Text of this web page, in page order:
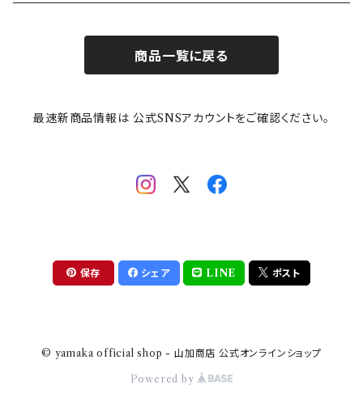
mofusand（モフサンド）
mofsand×日比谷花壇
ちびまる子ちゃんandクレヨンしんちゃん
HANAE MORI(ハナエモリ)
THE BEATLES(ザ・ビートルズ)
【山加商店×yaeko】migratory bird
隅切り重箱
HAPPY DINING(ハッピーダイニング)
メイメイウェア
SoSo(ソソ）
商品一覧に戻る
最速新商品情報は 公式SNSアカウントをご確認ください。
保存 シェア LINE ポスト
© yamaka official shop - 山加商店 公式オンラインショップ
Powered by